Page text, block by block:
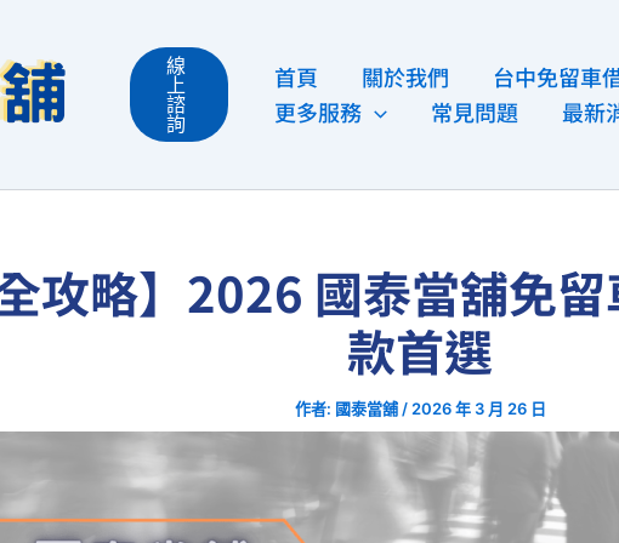
線
上
諮
詢
首頁 關於我們 台中免留車
更多服務
常見問題 最新
攻略】2026 國泰當舖免
款首選
作者: 國泰當舖 / 2026 年 3 月 26 日